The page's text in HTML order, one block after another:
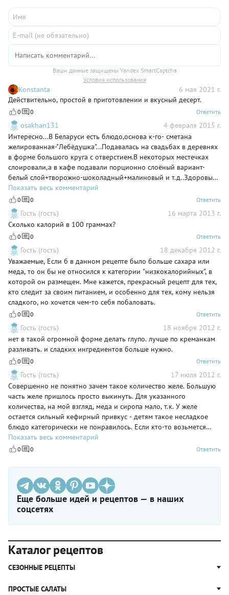
Ваши данные защищены Yandex SmartCaptcha
Условия использования
Konstanta
6 мая 2021 г.
Действительно, простой в приготовлении и вкусный десерт.
0 0 Ответить
osakhan131
4 февраля 2015 г.
Интересно...В Беларуси есть блюдо,основа к-го- сметана
желированная-"Лебёдушка"...Подавалась на свадьбах в деревнях
в форме большого круга с отверстием.В некоторых местечках
слоировали,а в кафе подавали порционно слоёный вариант-
белый слой+творожно-шоколадный+малиновый и т.д..Здоровый
десерт полезный...
Показать весь комментарий
0 0 Ответить
Гость (гость)
16 марта 2013 г.
Сколько калорий в 100 граммах?
0 0 Ответить
Гость (гость)
18 декабря 2012 г.
Уважаемые, Если б в данном рецепте было больше сахара или
меда, то он бы не относился к категории "низкокалорийных", в
которой он размещен. Мне кажется, прекрасный рецепт для тех,
кто следит за своим питанием, и особенно для тех, кому нельзя
сладкого, но хочется чем-то себя побаловать.
0 0 Ответить
Гость (гость)
18 ноября 2012 г.
нет в такой огромной форме делать глупо. лучше по креманкам
разливать. и сладких ингредиентов больше нужно.
0 0 Ответить
Гость (гость)
17 июля 2012 г.
Совершенно не понятно зачем такое количество желе. Большую
часть желе пришлось просто выкинуть. Для указанного
количества, на мой взгляд, меда и сиропа мало, т.к. У желе
остается сильный кефирный привкус - детям такое несладкое
блюдо категорически не понравилось. Если кто-то возьмется
делать рекомендую делать в креманках и добавлять больше
меда или сахара.
Показать весь комментарий
0 0 Ответить
Еще больше идей и рецептов — в наших
соцсетях
Каталог рецептов
СЕЗОННЫЕ РЕЦЕПТЫ
Рецепты из капусты
ПРОСТЫЕ САЛАТЫ